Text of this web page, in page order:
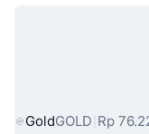
Aset Dunia
GoldGOLD Rp